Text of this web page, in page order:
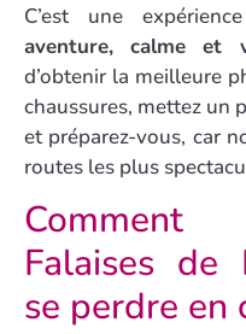
C’est une
aventure, calme et
d’obtenir la meilleure
chaussures, mettez un
et préparez-vous, car
routes les plus
Falaises de
se perdre en